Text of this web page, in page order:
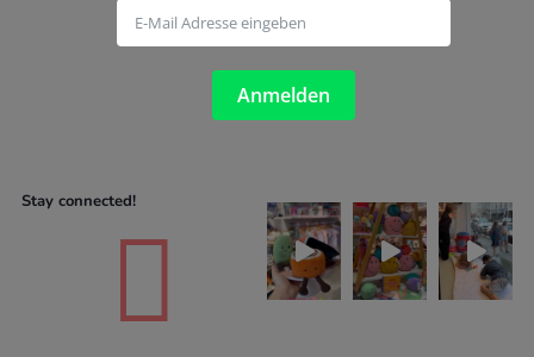
Anmelden
Stay connected!
